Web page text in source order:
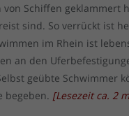
Schiffen geklammert
sind. So verrückt ist
im Rhein ist
an den
geübte Schwimmer
begeben. [Lesezeit ca. 2